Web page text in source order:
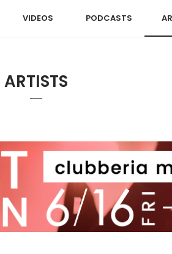
VIDEOS PODCASTS
ARTISTS